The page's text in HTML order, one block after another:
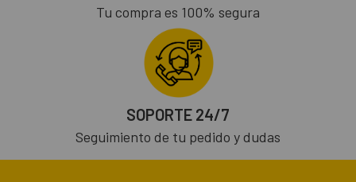
Tu compra es 100% segura
SOPORTE 24/7
Seguimiento de tu pedido y dudas